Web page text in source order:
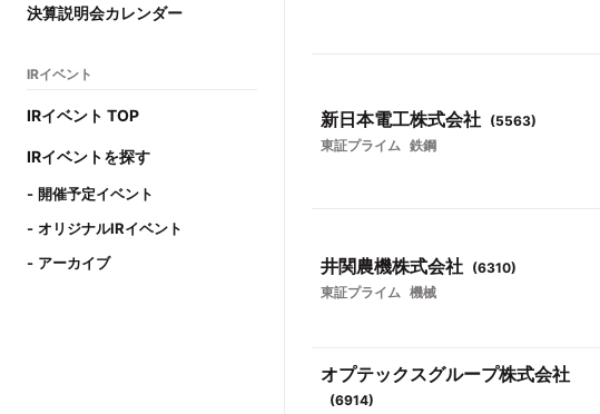
決算説明会カレンダー
IRイベント
IRイベント TOP
IRイベントを探す
開催予定イベント
オリジナルIRイベント
アーカイブ
新日本電工株式会社 (5563)
東証プライム 鉄鋼
井関農機株式会社 (6310)
東証プライム 機械
オプテックスグループ株式会社
(6914)